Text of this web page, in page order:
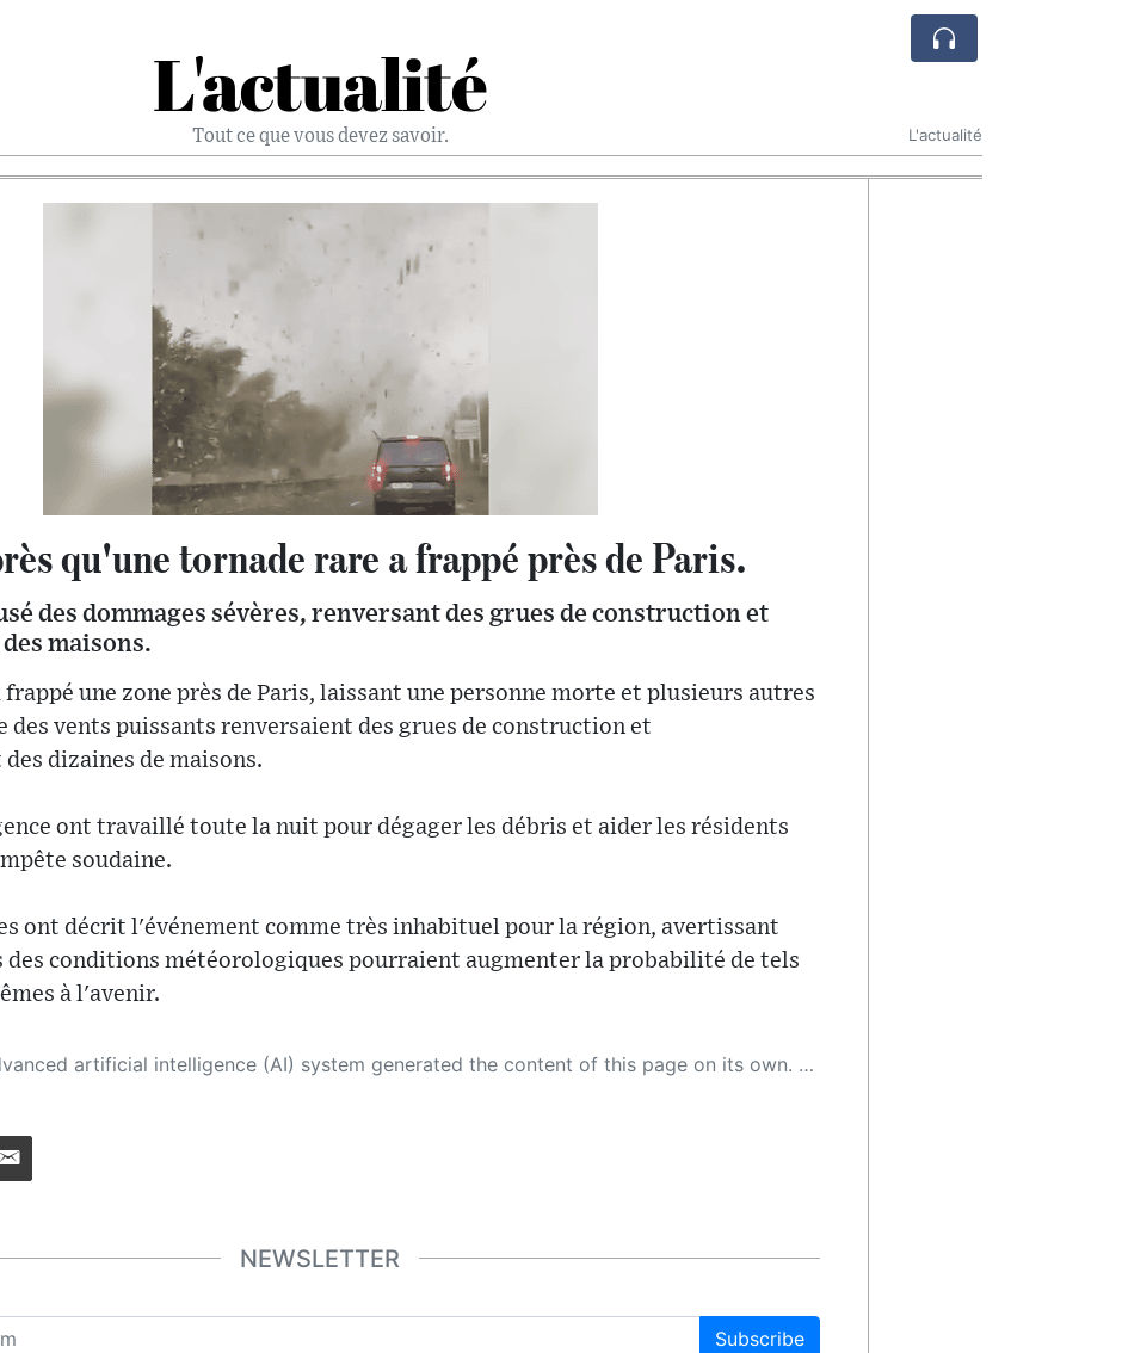
L'actualité
Tout ce que vous devez savoir. L'actualité
qu'une tornade rare a frappé près de Paris.
des dommages sévères, renversant des grues de construction et
maisons.
une zone près de Paris, laissant une personne morte et plusieurs autres
des vents puissants renversaient des grues de construction et
dizaines de maisons.
ont travaillé toute la nuit pour dégager les débris et aider les résidents
soudaine.
ont décrit l'événement comme très inhabituel pour la région, avertissant
des conditions météorologiques pourraient augmenter la probabilité de tels
à l'avenir.
the content of this page on its own. This innovative technology conducts extensive research from a variety of reliable sources, performs rigorous fact-checking and verification, cleans up and balances biased or manipulated content, and presents a minimal factual summary that is just enough yet essential for you to function as an informed and educated citizen. Please keep in mind, however, that this system is an evolving technology, and as a result, the article may contain accidental inaccuracies or errors. We urge you to help us improve our site by reporting any inaccuracies you find using the "
NEWSLETTER
Subscribe